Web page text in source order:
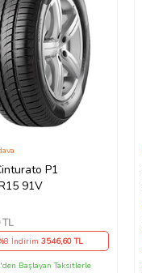
P1
91V
İndirim 3546,60 TL
Başlayan Taksitlerle